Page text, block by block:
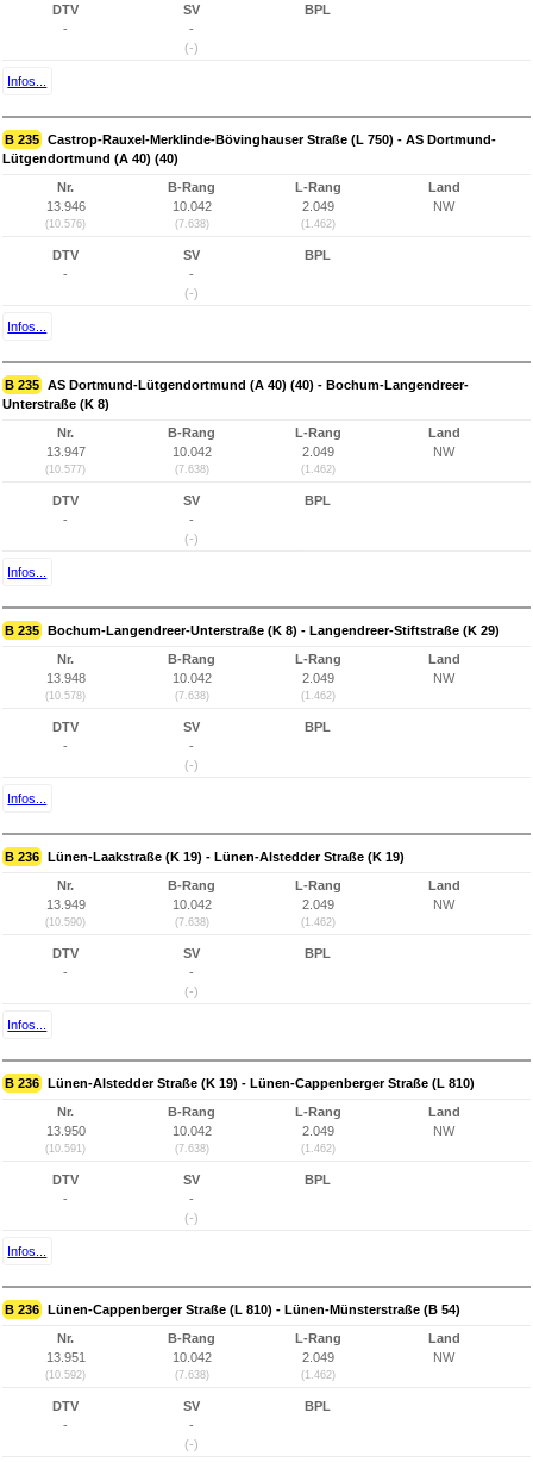
DTV
-
SV
-
(-)
BPL
Infos...
B 235 Castrop-Rauxel-Merklinde-Bövinghauser Straße (L 750) - AS Dortmund-
Lütgendortmund (A 40) (40)
Nr.
13.946
(10.576)
B-Rang
10.042
(7.638)
L-Rang
2.049
(1.462)
Land
NW
DTV
-
SV
-
(-)
BPL
Infos...
B 235 AS Dortmund-Lütgendortmund (A 40) (40) - Bochum-Langendreer-
Unterstraße (K 8)
Nr.
13.947
(10.577)
B-Rang
10.042
(7.638)
L-Rang
2.049
(1.462)
Land
NW
DTV
-
SV
-
(-)
BPL
Infos...
B 235 Bochum-Langendreer-Unterstraße (K 8) - Langendreer-Stiftstraße (K 29)
Nr.
13.948
(10.578)
B-Rang
10.042
(7.638)
L-Rang
2.049
(1.462)
Land
NW
DTV
-
SV
-
(-)
BPL
Infos...
B 236 Lünen-Laakstraße (K 19) - Lünen-Alstedder Straße (K 19)
Nr.
13.949
(10.590)
B-Rang
10.042
(7.638)
L-Rang
2.049
(1.462)
Land
NW
DTV
-
SV
-
(-)
BPL
Infos...
B 236 Lünen-Alstedder Straße (K 19) - Lünen-Cappenberger Straße (L 810)
Nr.
13.950
(10.591)
B-Rang
10.042
(7.638)
L-Rang
2.049
(1.462)
Land
NW
DTV
-
SV
-
(-)
BPL
Infos...
B 236 Lünen-Cappenberger Straße (L 810) - Lünen-Münsterstraße (B 54)
Nr.
13.951
(10.592)
B-Rang
10.042
(7.638)
L-Rang
2.049
(1.462)
Land
NW
DTV
-
SV
-
(-)
BPL